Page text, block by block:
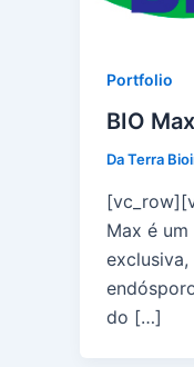
Portfolio
BIO Max
Da Terra
Max é
do […]